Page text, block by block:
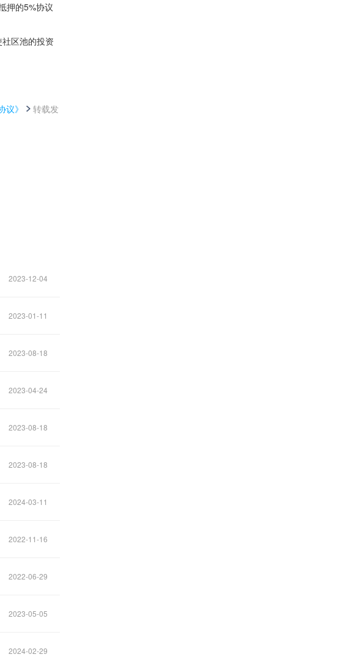
押的5%协议
区池的投资
议》
转载发
2023-12-04
2023-01-11
2023-08-18
2023-04-24
2023-08-18
2023-08-18
2024-03-11
2022-11-16
2022-06-29
2023-05-05
2024-02-29